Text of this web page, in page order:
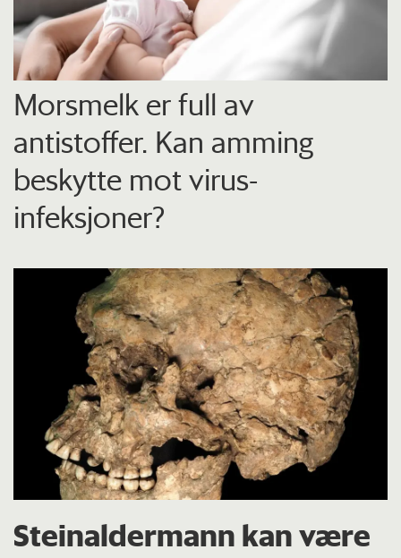
Morsmelk er full av
antistoffer. Kan amming
beskytte mot virus-
infeksjoner?
Steinaldermann kan være